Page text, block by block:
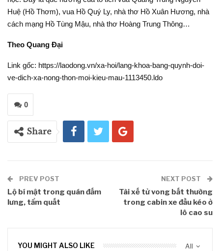
Huệ (Hồ Thơm), vua Hồ Quý Ly, nhà thơ Hồ Xuân Hương, nhà
cách mạng Hồ Tùng Mậu, nhà thơ Hoàng Trung Thông…
Theo Quang Đại
Link gốc: https://laodong.vn/xa-hoi/lang-khoa-bang-quynh-doi-
ve-dich-xa-nong-thon-moi-kieu-mau-1113450.ldo
0
Share
PREV POST
Lộ bí mật trong quán đấm
lưng, tẩm quất
NEXT POST
Tài xế tử vong bất thường
trong cabin xe đầu kéo ở
lô cao su
All
YOU MIGHT ALSO LIKE